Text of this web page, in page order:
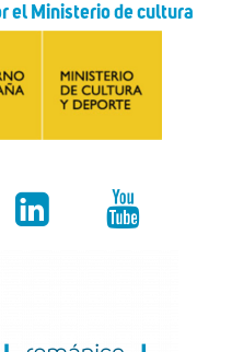
el Ministerio de cultura